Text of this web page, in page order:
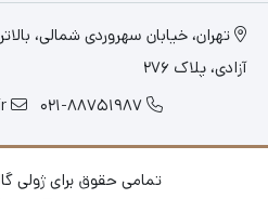
تهران، خیابان سهروردی شمالی،
آزادی، پلاک 276
021-88751987
تمامی حقوق برای ژولی